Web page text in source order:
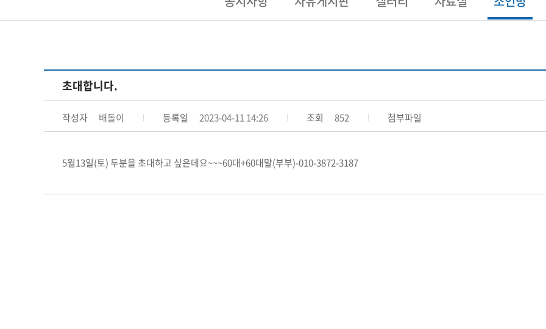
초대합니다.
작성자 배돌이 등록일 2023-04-11 14:26 조회 852 첨부파일
5월13일(토) 두분을 초대하고 싶은데요~~~60대+60대말(부부)-010-3872-3187